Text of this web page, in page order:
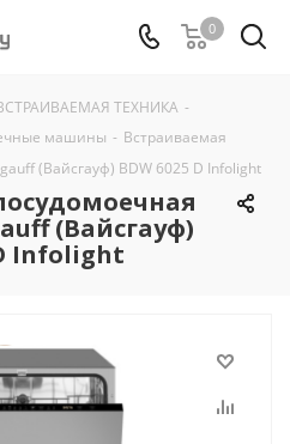
0
ТЕХНИКА -
машины - Встраиваемая
(Вайсгауф) BDW 6025 D Infolight
(Вайсгауф)
Infolight